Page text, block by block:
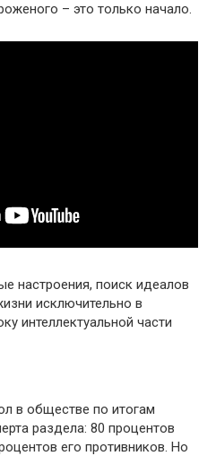
– это только начало.
настроения, поиск идеалов
исключительно в
интеллектуальной части
в обществе по итогам
раздела: 80 процентов
его противников. Но